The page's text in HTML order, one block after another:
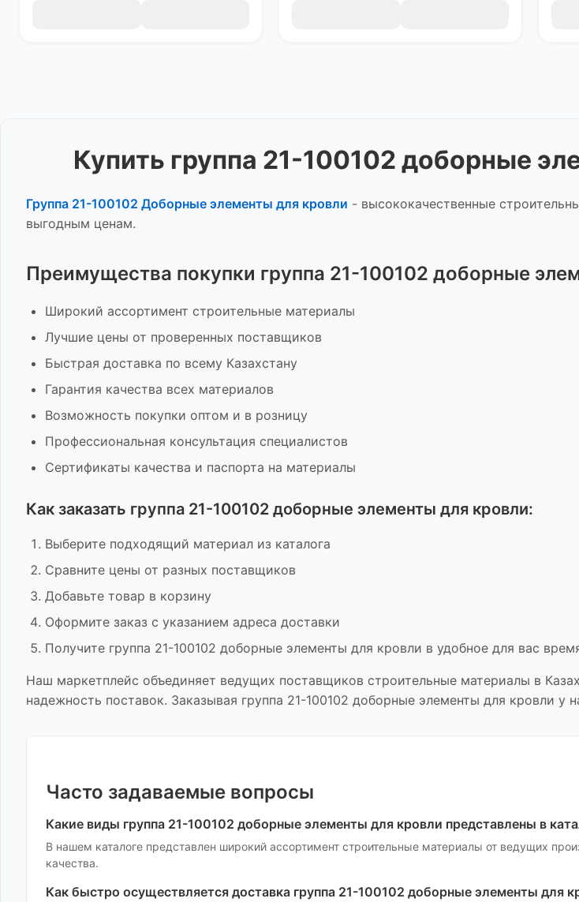
Купить группа 21-100102 доборные
Группа 21-100102 Доборные элементы для кровли - высококачественные
выгодным ценам.
Преимущества покупки группа 21-100102 доборные
Широкий ассортимент строительные материалы
Лучшие цены от проверенных поставщиков
Быстрая доставка по всему Казахстану
Гарантия качества всех материалов
Возможность покупки оптом и в розницу
Профессиональная консультация специалистов
Сертификаты качества и паспорта на материалы
Как заказать группа 21-100102 доборные элементы для кровли:
Выберите подходящий материал из каталога
Сравните цены от разных поставщиков
Добавьте товар в корзину
Оформите заказ с указанием адреса доставки
Получите группа 21-100102 доборные элементы для кровли в удобное для вас
Наш маркетплейс объединяет ведущих поставщиков строительные материалы в
надежность поставок. Заказывая группа 21-100102 доборные элементы для кровли у
Часто задаваемые вопросы
Какие виды группа 21-100102 доборные элементы для кровли представлены в
В нашем каталоге представлен широкий ассортимент строительные материалы от ведущих
качества.
Как быстро осуществляется доставка группа 21-100102 доборные элементы для